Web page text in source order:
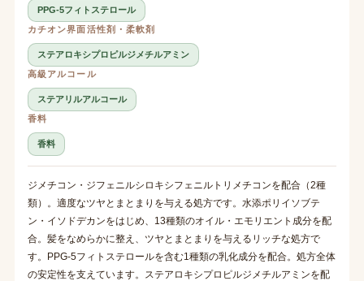
PPG-5フィトステロール
カチオン界面活性剤・柔軟剤
ステアロキシプロピルジメチルアミン
高級アルコール
ステアリルアルコール
香料
香料
ジメチコン・ジフェニルシロキシフェニルトリメチコンを配合（2種
類）。適度なツヤとまとまりを与える処方です。水添ポリイソブテ
ン・イソドデカンをはじめ、13種類のオイル・エモリエント成分を配
合。髪をなめらかに整え、ツヤとまとまりを与えるリッチな処方で
す。PPG-5フィトステロールを含む1種類の乳化成分を配合。処方全体
の安定性を支えています。ステアロキシプロピルジメチルアミンを配